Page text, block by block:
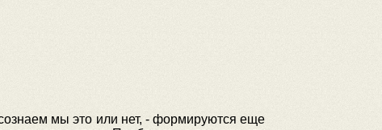
мы это или нет, - формируются еще